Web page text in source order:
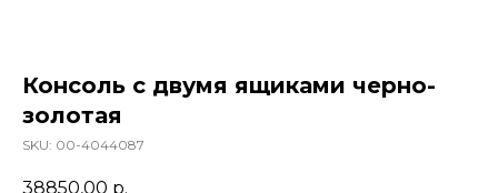
Консоль с двумя ящиками черно-
золотая
SKU: 00-4044087
38850,00 р.